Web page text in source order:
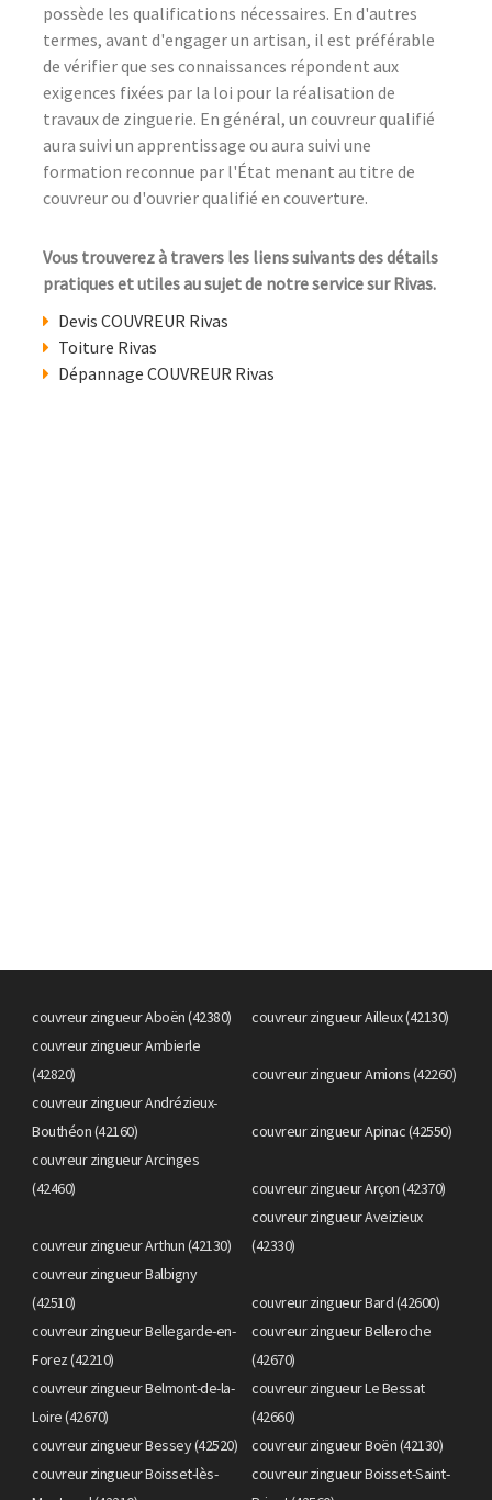
possède les qualifications nécessaires. En d'autres
termes, avant d'engager un artisan, il est préférable
de vérifier que ses connaissances répondent aux
exigences fixées par la loi pour la réalisation de
travaux de zinguerie. En général, un couvreur qualifié
aura suivi un apprentissage ou aura suivi une
formation reconnue par l'État menant au titre de
couvreur ou d'ouvrier qualifié en couverture.
Vous trouverez à travers les liens suivants des détails
pratiques et utiles au sujet de notre service sur Rivas.
Devis COUVREUR Rivas
Toiture Rivas
Dépannage COUVREUR Rivas
couvreur zingueur Aboën (42380)
couvreur zingueur Ailleux (42130)
couvreur zingueur Ambierle
(42820)
couvreur zingueur Amions (42260)
couvreur zingueur Andrézieux-
Bouthéon (42160)
couvreur zingueur Apinac (42550)
couvreur zingueur Arcinges
(42460)
couvreur zingueur Arçon (42370)
couvreur zingueur Arthun (42130)
couvreur zingueur Aveizieux
(42330)
couvreur zingueur Balbigny
(42510)
couvreur zingueur Bard (42600)
couvreur zingueur Bellegarde-en-
Forez (42210)
couvreur zingueur Belleroche
(42670)
couvreur zingueur Belmont-de-la-
Loire (42670)
couvreur zingueur Le Bessat
(42660)
couvreur zingueur Bessey (42520)
couvreur zingueur Boën (42130)
couvreur zingueur Boisset-lès-
couvreur zingueur Boisset-Saint-